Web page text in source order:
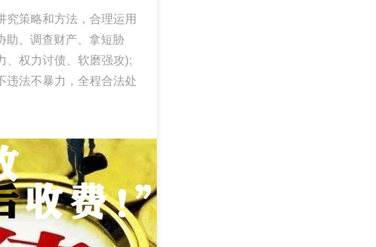
究策略和方法，合理运用
助、调查财产、拿短胁
、权力讨债、软磨强攻);
违法不暴力，全程合法处